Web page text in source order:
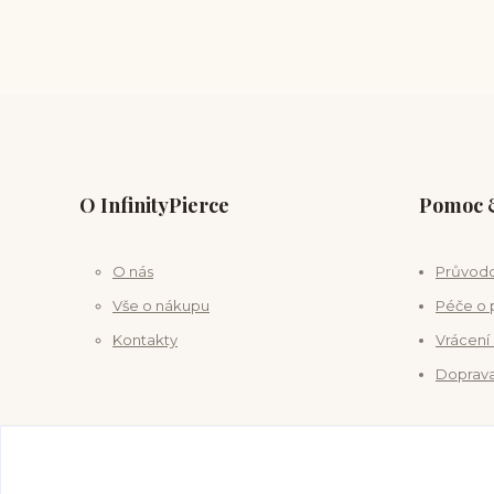
O InfinityPierce
O nás
Vše o nákupu
Kontakty
Pomoc
Péče o